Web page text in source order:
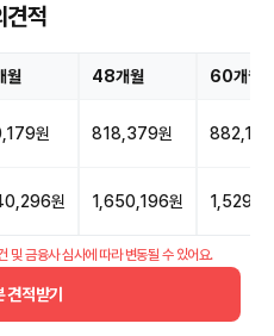
견적
월 48개월 60개월
원 818,379원
원 1,650,196원
및 금융사 심사에 따라 변동될 수 있어요.
견적받기